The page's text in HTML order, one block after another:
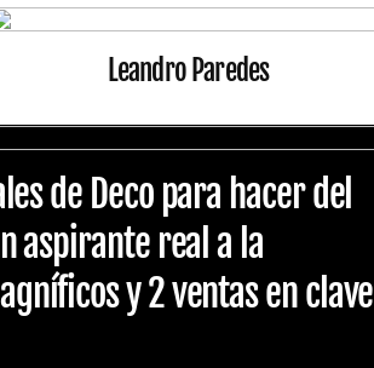
Leandro Paredes
de Deco para hacer del
aspirante real a la
y 2 ventas en clave